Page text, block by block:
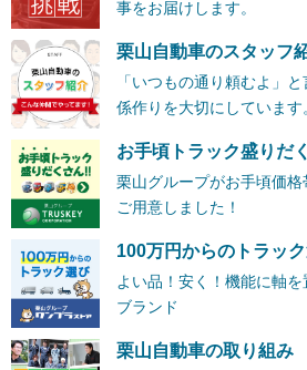
事をお届けします。
栗山自動車のスタッフ
「いつもの通り頼むよ」
係作りを大切にしています
お手頃トラック盛りだ
栗山グループがお手頃価
ご用意しました！
100万円からのトラッ
よい品！安く！機能に軸
ブランド
栗山自動車の取り組み